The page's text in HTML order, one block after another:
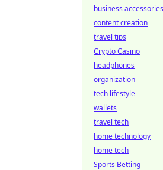
business accessories
content creation
travel tips
Crypto Casino
headphones
organization
tech lifestyle
wallets
travel tech
home technology
home tech
Sports Betting